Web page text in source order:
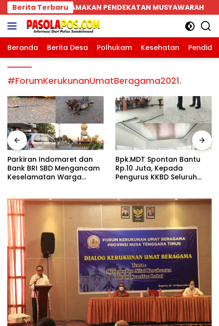
Langsung
ke
konten
Berita Terbaru
MUSYAWARAH Parkiran Indomaret dan
Beranda Berita Desa Polhukam Kesehatan
#ForumKerukunanUmatBeragama2021.
Parkiran Indomaret dan
Bank BRI SBD Mengancam
Keselamatan Warga
Perhubungan dan
Satlantas Didesak
Bertindak Tegas!
Bpk.MDT Spontan Bantu
Rp.10 Juta, Kepada
Pengurus KKBD Seluruh